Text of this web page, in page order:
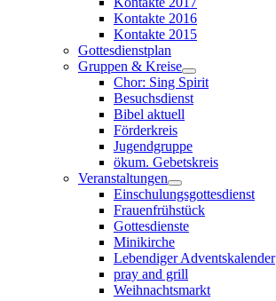
Kontakte 2016
Kontakte 2015
Gottesdienstplan
Gruppen & Kreise
Chor: Sing Spirit
Besuchsdienst
Bibel aktuell
Förderkreis
Jugendgruppe
ökum. Gebetskreis
Veranstaltungen
Einschulungsgottesdienst
Frauenfrühstück
Gottesdienste
Minikirche
Lebendiger Adventskalender
pray and grill
Weihnachtsmarkt